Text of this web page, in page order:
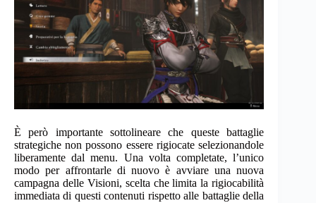
È però importante sottolineare che queste battaglie
strategiche non possono essere rigiocate selezionandole
liberamente dal menu. Una volta completate, l’unico
modo per affrontarle di nuovo è avviare una nuova
campagna delle Visioni, scelta che limita la rigiocabilità
immediata di questi contenuti rispetto alle battaglie della